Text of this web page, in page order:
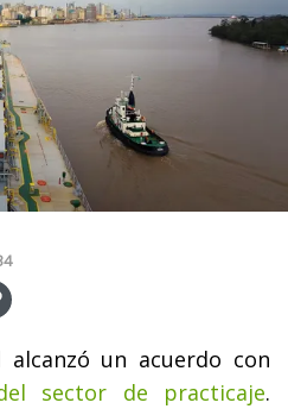
alcanzó un acuerdo con
sector de practicaje.